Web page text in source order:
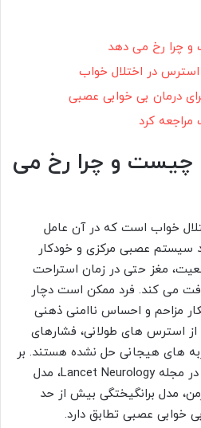
چرا رخ می دهد
در اختلال خواب
مراجعه کرد
چیست و چرا رخ می
خواب است که در آن عامل
سیستم عصبی مرکزی و خودکار
مغز حتی در زمان استراحت
می کند. فرد ممکن است دچار
مزاحم و احساس ناامنی ذهنی
از استرس های طولانی، فشارهای
های هیجانی حل نشده هستند. بر
اساس مطالعات منتشر شده در مجله Lancet Neurology، مدل
مدل برانگیختگی بیش از حد
خوابی عصبی تطابق دارد.